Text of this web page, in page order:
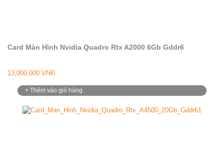
Card Màn Hình Nvidia Quadro Rtx A2000 6Gb Gddr6
13,000,000 VNĐ
+ Thêm vào giỏ hàng